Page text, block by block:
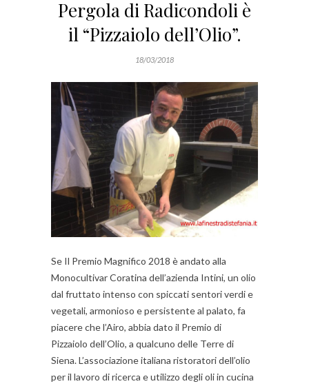
Pergola di Radicondoli è
il “Pizzaiolo dell’Olio”.
18/03/2018
Se Il Premio Magnifico 2018 è andato alla
Monocultivar Coratina dell’azienda Intini, un olio
dal fruttato intenso con spiccati sentori verdi e
vegetali, armonioso e persistente al palato, fa
piacere che l’Airo, abbia dato il Premio di
Pizzaiolo dell’Olio, a qualcuno delle Terre di
Siena. L’associazione italiana ristoratori dell’olio
per il lavoro di ricerca e utilizzo degli oli in cucina